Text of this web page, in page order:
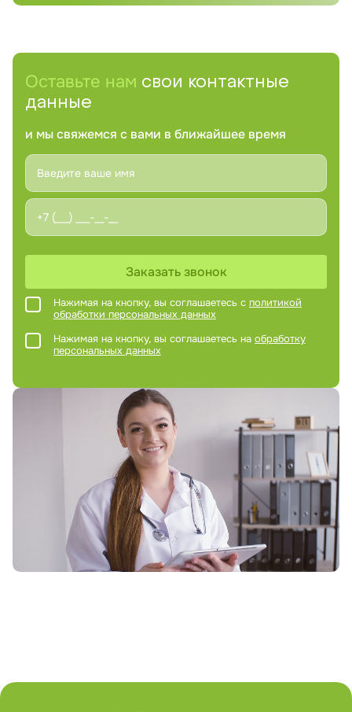
Оставьте нам свои контактные
данные
и мы свяжемся с вами в ближайшее время
Заказать звонок
Нажимая на кнопку, вы соглашаетесь с политикой
обработки персональных данных
Нажимая на кнопку, вы соглашаетесь на обработку
персональных данных